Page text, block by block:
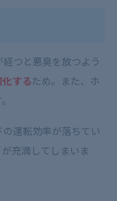
つと悪臭を放つよう
するため。また、ホ
運転効率が落ちてい
充満してしまいま